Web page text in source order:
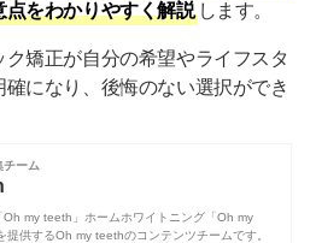
点をわかりやすく解説 します。
矯正が自分の希望やライフスタ
になり、後悔のない選択ができ
チーム
Oh my teeth」ホームホワイトニング「Oh my
供するOh my teethのコンテンツチームです。